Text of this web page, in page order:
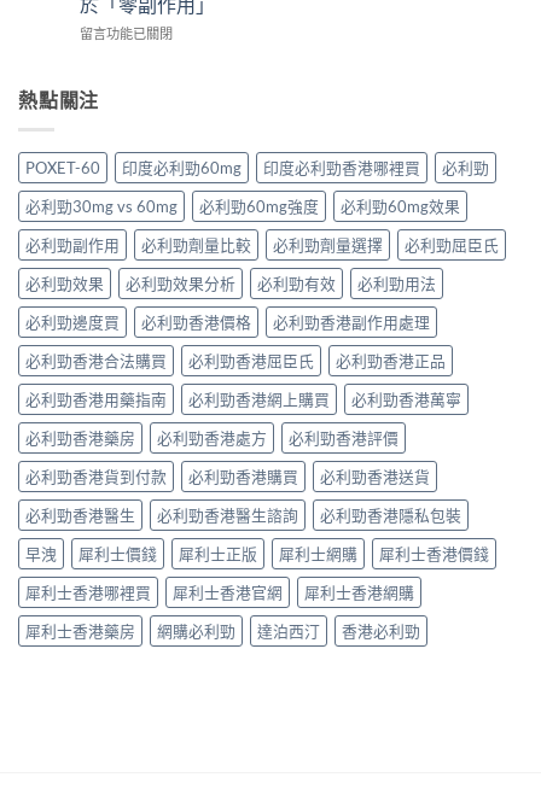
險
到
替
代
案
一
次
解
析〉
中
法
防
完
整
攻
略
一
次
看〉
中
有
什
害：
量、
副
作
用
到
死
線
的
完
整
拆
解〉
中
力：
改
功
礙
治
療
的
突
破
性
藥
物〉
中
於「零副作用」
在
士
5mg
日
錠
評
價
如
何？
有
冇
副
作
用？
藥
師：
皇
牌
係
「隨
興
＋
護
前
列
腺」，
但
「5mg
留言功能已關閉
熱點關注
POXET-60 印度必利勁60mg 印度必利勁香港哪裡買
必利勁
必利勁30mg vs 60mg
必利勁60mg強度
必利勁60mg效果
必利勁副作用
必利勁劑量比較 必利勁劑量選擇
必利勁屈臣氏
必利勁效果
必利勁效果分析 必利勁有效
必利勁用法
必利勁邊度買
必利勁香港價格
必利勁香港副作用處理
必利勁香港合法購買
必利勁香港屈臣氏
必利勁香港正品
必利勁香港用藥指南
必利勁香港網上購買
必利勁香港萬寧
必利勁香港藥房
必利勁香港處方
必利勁香港評價
必利勁香港貨到付款
必利勁香港購買
必利勁香港送貨
必利勁香港醫生
必利勁香港醫生諮詢
必利勁香港隱私包裝
早洩
犀利士價錢 犀利士正版 犀利士網購
犀利士香港價錢
犀利士香港哪裡買
犀利士香港官網
犀利士香港網購
犀利士香港藥房
網購必利勁 達泊西汀 香港必利勁